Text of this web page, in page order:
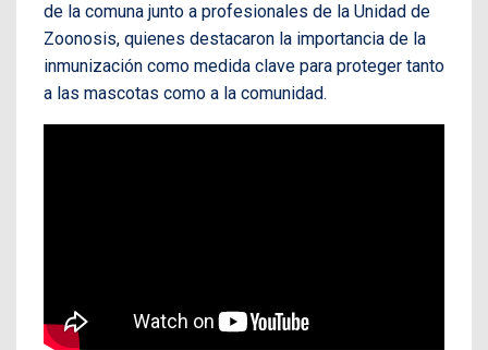
de la comuna junto a profesionales de la Unidad de
Zoonosis, quienes destacaron la importancia de la
inmunización como medida clave para proteger tanto
a las mascotas como a la comunidad.